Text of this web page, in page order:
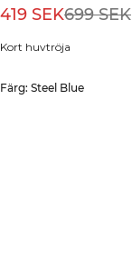
419 SEK699 SEK
Kort huvtröja
Färg: Steel Blue